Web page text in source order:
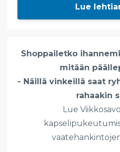
Lue
Shoppailetko
mitään
- Näillä vinkeillä saat
rahaakin
Lue